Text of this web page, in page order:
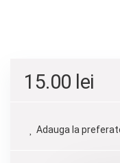
15.00 lei
Adauga la